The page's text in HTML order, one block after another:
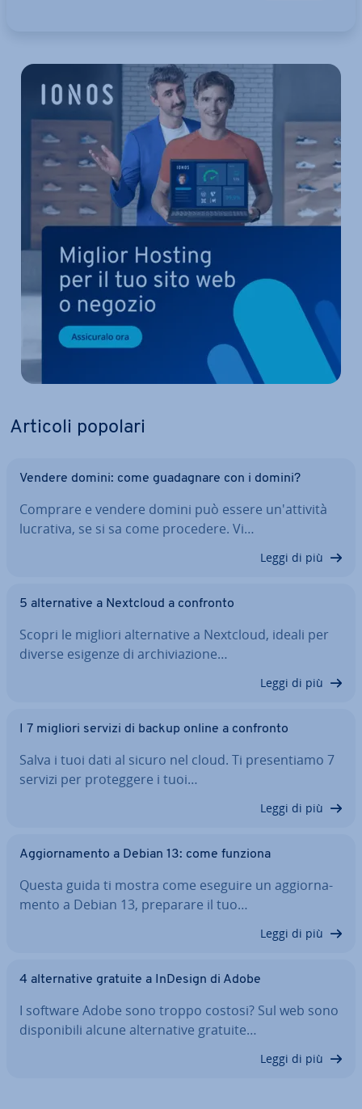
Articoli popolari
Vendere domini: come gua­da­gna­re con i domini?
Comprare e vendere domini può essere un'at­ti­vi­tà
lucrativa, se si sa come procedere. Vi…
Leggi di più
5 al­ter­na­ti­ve a Nextcloud a confronto
Scopri le migliori al­ter­na­ti­ve a Nextcloud, ideali per
diverse esigenze di ar­chi­via­zio­ne…
Leggi di più
I 7 migliori servizi di backup online a confronto
Salva i tuoi dati al sicuro nel cloud. Ti pre­sen­tia­mo 7
servizi per pro­teg­ge­re i tuoi…
Leggi di più
Ag­gior­na­men­to a Debian 13: come funziona
Questa guida ti mostra come eseguire un ag­gior­na­
men­to a Debian 13, preparare il tuo…
Leggi di più
4 al­ter­na­ti­ve gratuite a InDesign di Adobe
I software Adobe sono troppo costosi? Sul web sono
di­spo­ni­bi­li alcune al­ter­na­ti­ve gratuite…
Leggi di più